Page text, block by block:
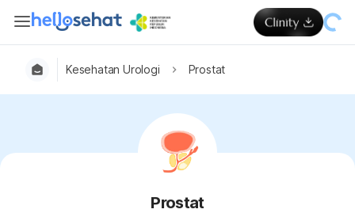
Kesehatan Urologi Prostat
Prostat